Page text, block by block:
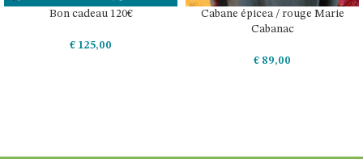
Bon cadeau 120€
€ 125,00
Cabane épicea / rouge Marie
Cabanac
€ 89,00